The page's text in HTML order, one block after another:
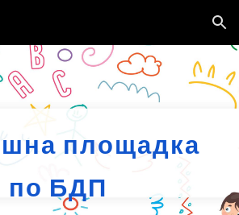
Skip to navigation
площадка
по БДП